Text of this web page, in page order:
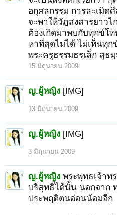
อกุศลกรรม การละเมิด
จะพาให้วัฏสงสารยาว
ต้องเกิดมาพบกับทุกข์โ
หาที่สุดไม่ได้ ไม่เห็นทุก
พระครูธรรมธรเล็ก สุธ
15 มิถุนายน 2009
ญ.ผู้หญิง [IMG]
13 มิถุนายน 2009
ญ.ผู้หญิง [IMG]
3 มิถุนายน 2009
ญ.ผู้หญิง พระพุทธเจ้าท
บริสุทธิ์ได้นั้น นอกจาก
ประพฤติตนอ่อนน้อมอีก